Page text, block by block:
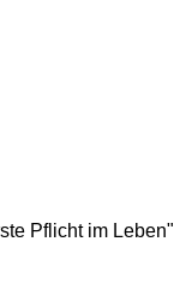
Pflicht im Leben"